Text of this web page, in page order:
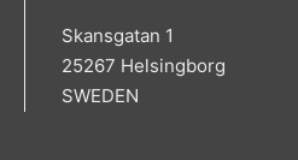
Skansgatan 1
25267 Helsingborg
SWEDEN